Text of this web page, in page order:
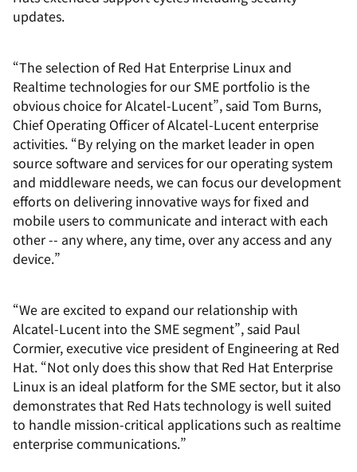
updates.
“The selection of Red Hat Enterprise Linux and
Realtime technologies for our SME portfolio is the
obvious choice for Alcatel-Lucent”, said Tom Burns,
Chief Operating Officer of Alcatel-Lucent enterprise
activities. “By relying on the market leader in open
source software and services for our operating system
and middleware needs, we can focus our development
efforts on delivering innovative ways for fixed and
mobile users to communicate and interact with each
other -- any where, any time, over any access and any
device.”
“We are excited to expand our relationship with
Alcatel-Lucent into the SME segment”, said Paul
Cormier, executive vice president of Engineering at Red
Hat. “Not only does this show that Red Hat Enterprise
Linux is an ideal platform for the SME sector, but it also
demonstrates that Red Hats technology is well suited
to handle mission-critical applications such as realtime
enterprise communications.”